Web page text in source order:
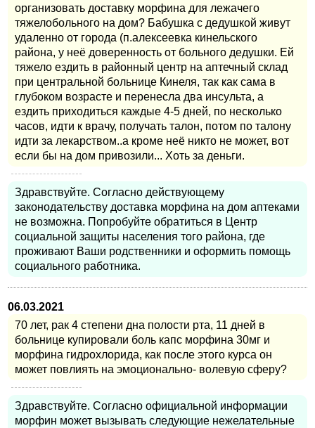
организовать доставку морфина для лежачего
тяжелобольного на дом? Бабушка с дедушкой живут
удаленно от города (п.алексеевка кинельского
района, у неё доверенность от больного дедушки. Ей
тяжело ездить в районный центр на аптечный склад
при центральной больнице Кинеля, так как сама в
глубоком возрасте и перенесла два инсульта, а
ездить приходиться каждые 4-5 дней, по несколько
часов, идти к врачу, получать талон, потом по талону
идти за лекарством..а кроме неё никто не может, вот
если бы на дом привозили... Хоть за деньги.
Здравствуйте. Согласно действующему
законодательству доставка морфина на дом аптеками
не возможна. Попробуйте обратиться в Центр
социальной защиты населения того района, где
проживают Ваши родственники и оформить помощь
социального работника.
06.03.2021
70 лет, рак 4 степени дна полости рта, 11 дней в
больнице купировали боль капс морфина 30мг и
морфина гидрохлорида, как после этого курса он
может повлиять на эмоционально- волевую сферу?
Здравствуйте. Согласно официальной информации
морфин может вызывать следующие нежелательные